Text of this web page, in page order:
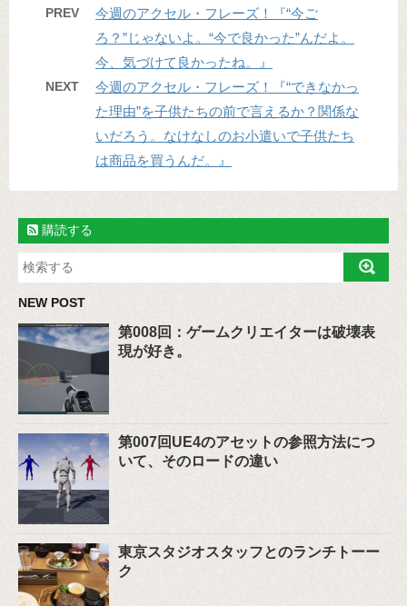
PREV
今週のアクセル・フレーズ！『“今ご
ろ？”じゃないよ。“今で良かった”んだよ。
今、気づけて良かったね。』
NEXT
今週のアクセル・フレーズ！『“できなかっ
た理由”を子供たちの前で言えるか？関係な
いだろう。なけなしのお小遣いで子供たち
は商品を買うんだ。』
購読する
NEW POST
第008回：ゲームクリエイターは破壊表
現が好き。
第007回UE4のアセットの参照方法につ
いて、そのロードの違い
東京スタジオスタッフとのランチトーー
ク